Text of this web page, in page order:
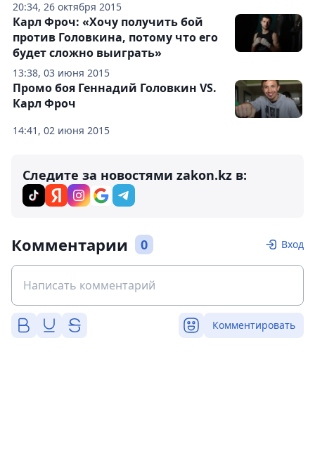
20:34, 26 октября 2015
13:38, 03 июня 2015
Карл Фроч: «Хочу получить бой
против Головкина, потому что его
будет сложно выиграть»
14:41, 02 июня 2015
Промо боя Геннадий Головкин VS.
Карл Фроч
Следите за новостями zakon.kz в:
Комментарии 0 Вход
Комментировать